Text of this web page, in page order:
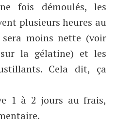
fois démoulés, les
plusieurs heures au
moins nette (voir
la gélatine) et les
Cela dit, ça
1 à 2 jours au frais,